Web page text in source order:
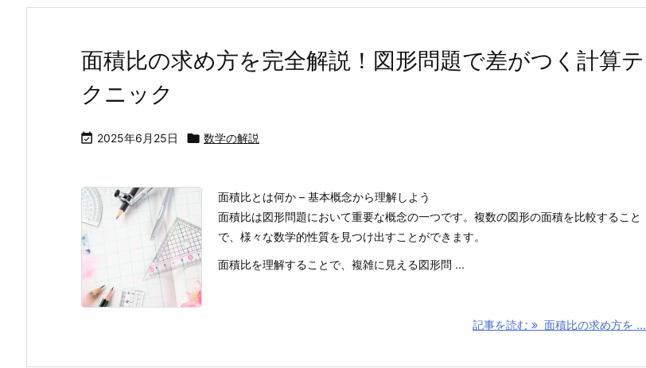
面積比の求め方を完全解説！図形問題で差がつく計算テ
クニック
 2025年6月25日  数学の解説
面積比とは何か – 基本概念から理解しよう
面積比は図形問題において重要な概念の一つです。複数の図形の面積を比較すること
で、様々な数学的性質を見つけ出すことができます。
面積比を理解することで、複雑に見える図形問 ...
記事を読む 面積比の求め方を ...